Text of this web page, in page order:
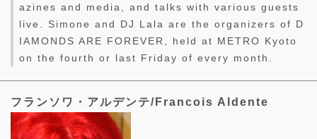
azines and media, and talks with various guests
live. Simone and DJ Lala are the organizers of D
IAMONDS ARE FOREVER, held at METRO Kyoto
on the fourth or last Friday of every month.
フランソワ・アルデンテ/Francois Aldente